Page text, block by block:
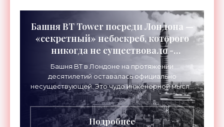
Башня BT Tower посреди Лондона —
«секретный» небоскреб, которого
никогда не существовало -
«Технологии»
Башня BT в Лондоне на протяжении
десятилетий оставалась официально
несуществующей. Это чудо инженерной мысли
высотой 189 метров привлекало тысячи
посетителей, знаменитостей и даже членов
Подробнее